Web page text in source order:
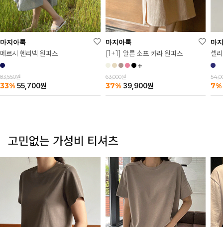
마지아룩
메르시 헨리넥 원피스
83,550원
33% 55,700원
마지아룩
[1+1] 알른 소프 카라 원피스
63,000원
37% 39,900원
마
셀
7%
고민없는 가성비 티셔츠